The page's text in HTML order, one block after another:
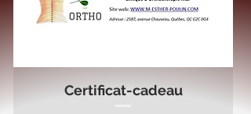
Certificat-cadeau